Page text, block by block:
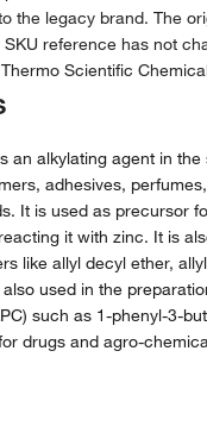
the legacy brand. The
reference has not
Scientific
an alkylating agent in the
adhesives,
It is used as precursor
it with zinc. It is
like allyl decyl ether,
used in the
such as 1-phenyl-3-
drugs and agro-